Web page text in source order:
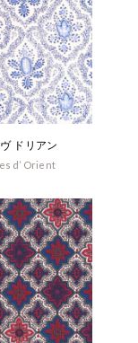
ドリアン
d’ Orient